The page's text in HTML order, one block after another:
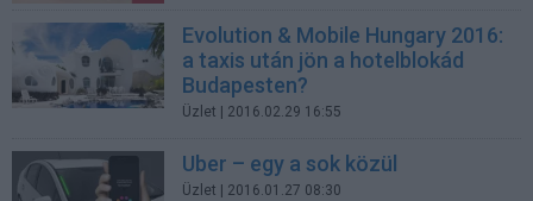
Evolution & Mobile Hungary 2016:
a taxis után jön a hotelblokád
Budapesten?
Üzlet | 2016.02.29 16:55
Uber – egy a sok közül
Üzlet | 2016.01.27 08:30